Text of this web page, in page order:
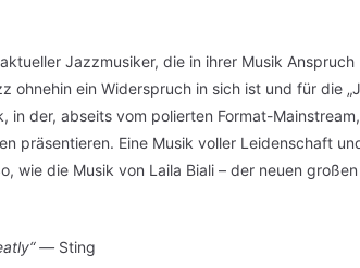
Jazzmusiker, die in ihrer Musik Anspruch
ohnehin ein Widerspruch in sich ist und für die
in der, abseits vom polierten Format-Mainstream,
präsentieren. Eine Musik voller Leidenschaft
wie die Musik von Laila Biali – der neuen großen
— Sting